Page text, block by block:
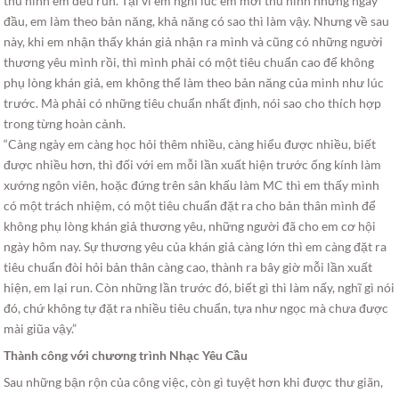
đầu, em làm theo bản năng, khả năng có sao thì làm vậy. Nhưng về sau
này, khi em nhận thấy khán giả nhận ra mình và cũng có những người
thương yêu mình rồi, thì mình phải có một tiêu chuẩn cao để không
phụ lòng khán giả, em không thể làm theo bản năng của mình như lúc
trước. Mà phải có những tiêu chuẩn nhất định, nói sao cho thích hợp
trong từng hoàn cảnh.
“Càng ngày em càng học hỏi thêm nhiều, càng hiểu được nhiều, biết
được nhiều hơn, thì đối với em mỗi lần xuất hiện trước ống kính làm
xướng ngôn viên, hoặc đứng trên sân khấu làm MC thì em thấy mình
có một trách nhiệm, có một tiêu chuẩn đặt ra cho bản thân mình để
không phụ lòng khán giả thương yêu, những người đã cho em cơ hội
ngày hôm nay. Sự thương yêu của khán giả càng lớn thì em càng đặt ra
tiêu chuẩn đòi hỏi bản thân càng cao, thành ra bây giờ mỗi lần xuất
hiện, em lại run. Còn những lần trước đó, biết gì thì làm nấy, nghĩ gì nói
đó, chứ không tự đặt ra nhiều tiêu chuẩn, tựa như ngọc mà chưa được
mài giũa vậy.”
Thành công với chương trình Nhạc Yêu Cầu
Sau những bận rộn của công việc, còn gì tuyệt hơn khi được thư giãn,